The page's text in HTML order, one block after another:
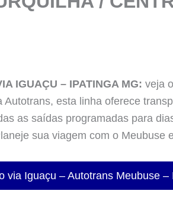
IGUAÇU – IPATINGA MG: veja
esta linha oferece
as saídas programadas para
sua viagem com o Meubuse
Iguaçu – Autotrans Meubuse –